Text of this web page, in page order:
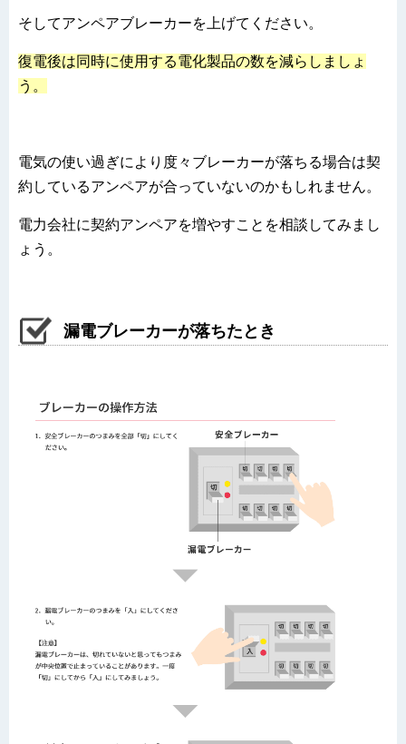
そしてアンペアブレーカーを上げてください。
復電後は同時に使用する電化製品の数を減らしましょ
う。
電気の使い過ぎにより度々ブレーカーが落ちる場合は契
約しているアンペアが合っていないのかもしれません。
電力会社に契約アンペアを増やすことを相談してみまし
ょう。
漏電ブレーカーが落ちたとき